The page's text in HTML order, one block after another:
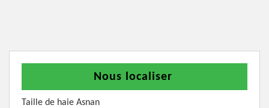
Nous localiser
Taille de haie Asnan